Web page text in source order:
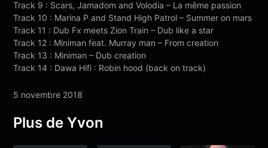
Track 9 : Scars, Jamadom and Volodia – La même passion
Track 10 : Marina P and Stand High Patrol – Summer on mars
Track 11 : Dub Fx meets Zion Train – Dub like a star
Track 12 : Miniman feat. Murray man – From creation
Track 13 : Miniman – Dub creation
Track 14 : Dawa Hifi : Robin hood (back on track)
5 novembre 2018
Plus de Yvon